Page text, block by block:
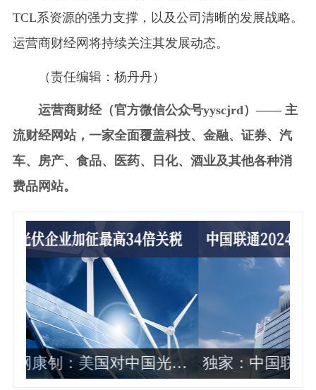
TCL系资源的强力支撑，以及公司清晰的发展战略。
运营商财经网将持续关注其发展动态。
（责任编辑：杨丹丹）
运营商财经（官方微信公众号yyscjrd）—— 主
流财经网站，一家全面覆盖科技、金融、证券、汽
车、房产、食品、医药、日化、酒业及其他各种消
费品网站。
独家：中国联通2024年各省公司政企